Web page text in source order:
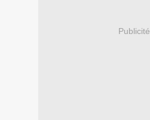
Publicité